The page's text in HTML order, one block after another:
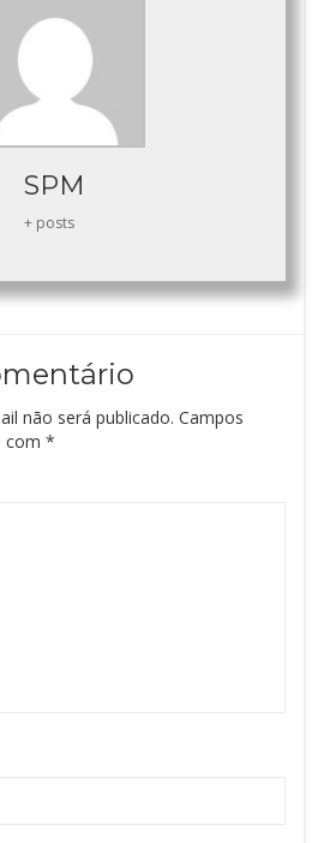
SPM
+ posts
não será publicado. Campos
com *